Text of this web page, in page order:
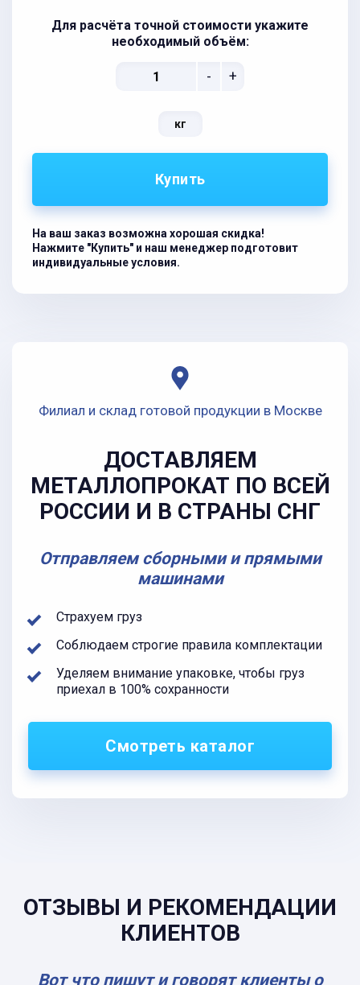
Для расчёта точной стоимости укажите
необходимый объём:
- +
кг
Купить
На ваш заказ возможна хорошая скидка!
Нажмите "Купить" и наш менеджер подготовит
индивидуальные условия.
Филиал и склад готовой продукции в Москве
ДОСТАВЛЯЕМ
МЕТАЛЛОПРОКАТ ПО ВСЕЙ
РОССИИ И В СТРАНЫ СНГ
Отправляем сборными и прямыми
машинами
Страхуем груз
Соблюдаем строгие правила комплектации
Уделяем внимание упаковке, чтобы груз
приехал в 100% сохранности
Смотреть каталог
ОТЗЫВЫ И РЕКОМЕНДАЦИИ
КЛИЕНТОВ
Вот что пишут и говорят клиенты о